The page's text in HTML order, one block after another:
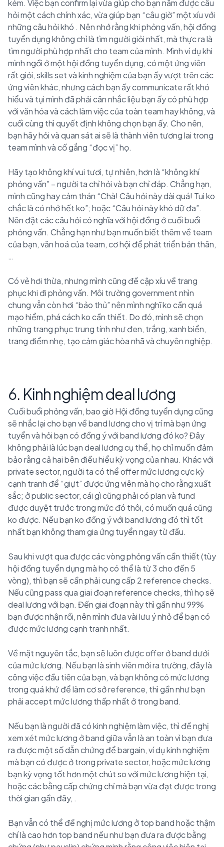
kém. Việc bạn confirm lại vừa giúp cho bạn nắm được câu
hỏi một cách chính xác, vừa giúp bạn “câu giờ” một xíu với
những câu hỏi khó . Nên nhớ rằng khi phỏng vấn, hội đồng
tuyển dụng không chỉ là tìm người giỏi nhất, mà thực ra là
tìm người phù hợp nhất cho team của mình. Mình ví dụ khi
mình ngồi ở một hội đồng tuyển dụng, có một ứng viên
rất giỏi, skills set và kinh nghiệm của bạn ấy vượt trên các
ứng viên khác, nhưng cách bạn ấy communicate rất khó
hiểu và tụi mình đã phải cân nhắc liệu bạn ấy có phù hợp
với văn hóa và cách làm việc của toàn team hay không, và
cuối cùng thì quyết định không chọn bạn ấy. Cho nên,
bạn hãy hỏi và quan sát ai sẽ là thành viên tương lai trong
team mình và cố gắng “đọc vị” họ.
Hãy tạo không khí vui tươi, tự nhiên, hơn là “không khí
phỏng vấn” – người ta chỉ hỏi và bạn chỉ đáp. Chẳng hạn,
mình cũng hay cảm thán “Chà! Câu hỏi này dài quá! Tui ko
chắc là có nhớ hết ko”; hoặc “Câu hỏi này khó dữ đa”.
Nên đặt các câu hỏi có nghĩa với hội đồng ở cuối buổi
phỏng vấn. Chẳng hạn như bạn muốn biết thêm về team
của bạn, văn hoá của team, cơ hội để phát triển bản thân,
…
Có vẻ hơi thừa, nhưng mình cũng đề cập xíu về trang
phục khi đi phỏng vấn. Môi trường government nhìn
chung vẫn còn hơi “bảo thủ” nên mình nghĩ ko cần quá
mạo hiểm, phá cách ko cần thiết. Do đó, mình sẽ chọn
những trang phục trung tính như đen, trắng, xanh biển,
trang điểm nhẹ, tạo cảm giác hòa nhã và chuyên nghiệp.
6. Kinh nghiệm deal lương
Cuối buổi phỏng vấn, bao giờ Hội đồng tuyển dụng cũng
sẽ nhắc lại cho bạn về band lương cho vị trí mà bạn ứng
tuyển và hỏi bạn có đồng ý với band lương đó ko? Đây
không phải là lúc bạn deal lương cụ thể, họ chỉ muốn đảm
bảo rằng cả hai bên điều hiểu kỳ vọng của nhau. Khác với
private sector, người ta có thể offer mức lương cực kỳ
cạnh tranh để “giựt” được ứng viên mà họ cho rằng xuất
sắc; ở public sector, cái gì cũng phải có plan và fund
được duyệt trước trong mức đó thôi, có muốn quá cũng
ko được. Nếu bạn ko đồng ý với band lương đó thì tốt
nhất bạn không tham gia ứng tuyển ngay từ đầu.
Sau khi vượt qua được các vòng phỏng vấn cần thiết (tùy
hội đồng tuyển dụng mà họ có thể là từ 3 cho đến 5
vòng), thì bạn sẽ cần phải cung cấp 2 reference checks.
Nếu cũng pass qua giai đoạn reference checks, thì họ sẽ
deal lương với bạn. Đến giai đoạn này thì gần như 99%
bạn được nhận rồi, nên mình đưa vài lưu ý nhỏ để bạn có
được mức lương cạnh tranh nhất.
Về mặt nguyên tắc, bạn sẽ luôn được offer ở band dưới
của mức lương. Nếu bạn là sinh viên mới ra trường, đây là
công việc đầu tiên của bạn, và bạn không có mức lương
trong quá khứ để làm cơ sở reference, thì gần như bạn
phải accept mức lương thấp nhất ở trong band.
Nếu bạn là người đã có kinh nghiệm làm việc, thì đề nghị
xem xét mức lương ở band giữa vẫn là an toàn vì bạn đưa
ra được một số dẫn chứng để bargain, ví dụ kinh nghiệm
mà bạn có được ở trong private sector, hoặc mức lương
bạn kỳ vọng tốt hơn một chút so với mức lương hiện tại,
hoặc các bằng cấp chứng chỉ mà bạn vừa đạt được trong
thời gian gần đây, .
Bạn vẫn có thể đề nghị mức lương ở top band hoặc thậm
chí là cao hơn top band nếu như bạn đưa ra được bằng